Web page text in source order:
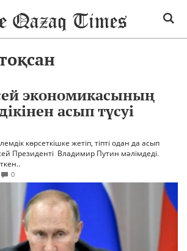
экономикасының
асып түсуі
көрсеткішке жетіп, тіпті одан да асып
Президенті Владимир Путин мәлімдеді.
0